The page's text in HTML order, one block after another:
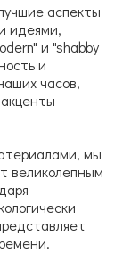
аспекты
идеями,
и "shabby
и
часов,
мы
великолепным